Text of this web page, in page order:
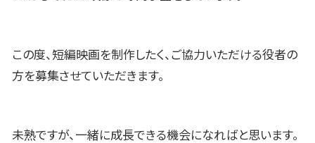
この度、短編映画を制作したく、ご協力いただける役者の
方を募集させていただきます。
未熟ですが、一緒に成長できる機会になればと思います。